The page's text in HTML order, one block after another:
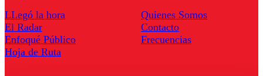
LLegó la hora
El Radar
Enfoqué Público
Hoja de Ruta
Quienes Somos
Contacto
Frecuencias